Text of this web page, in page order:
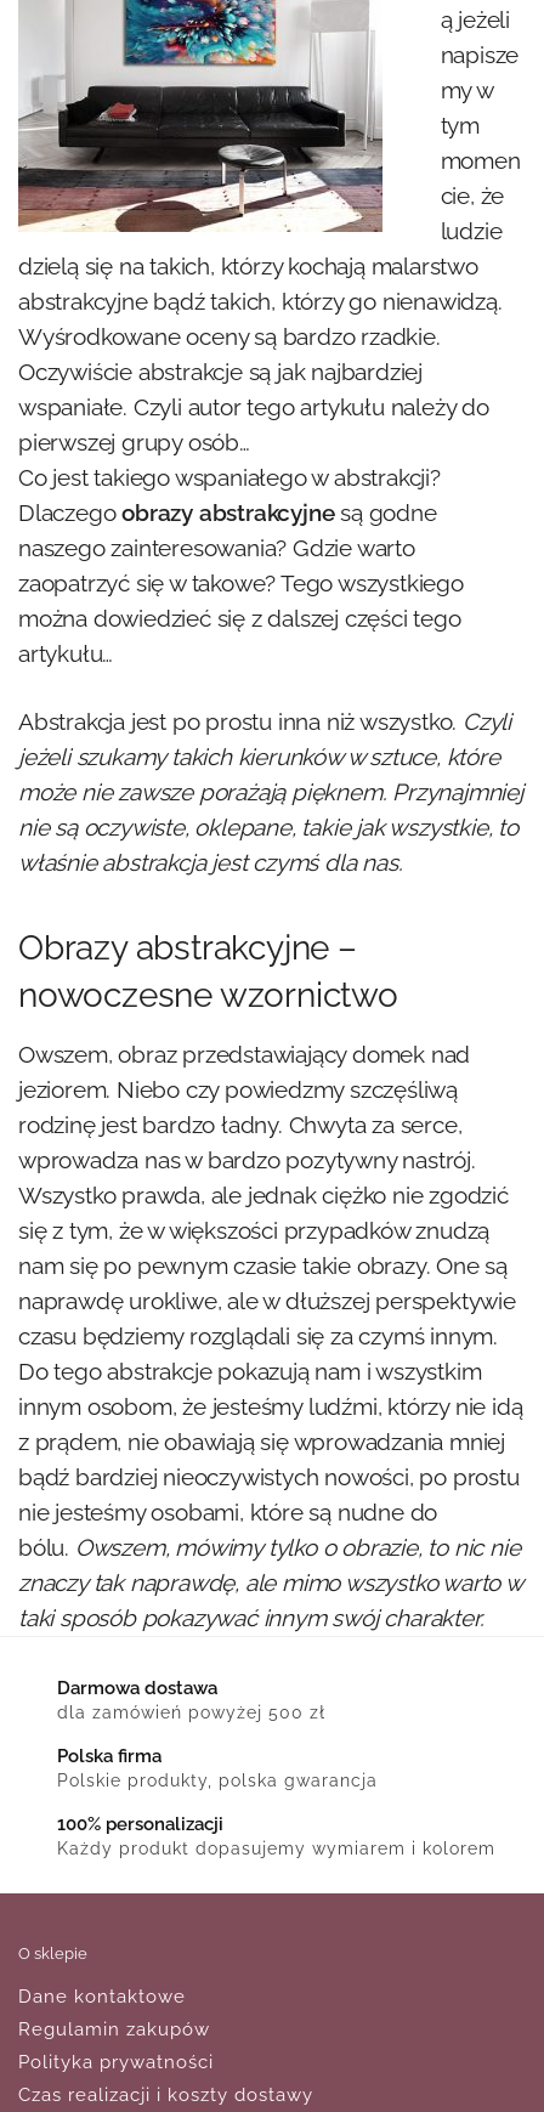
ą jeżeli
napisze
my w
tym
momen
cie, że
ludzie
dzielą się na takich, którzy kochają malarstwo
abstrakcyjne bądź takich, którzy go nienawidzą.
Wyśrodkowane oceny są bardzo rzadkie.
Oczywiście abstrakcje są jak najbardziej
wspaniałe. Czyli autor tego artykułu należy do
pierwszej grupy osób…
Co jest takiego wspaniałego w abstrakcji?
Dlaczegoobrazy abstrakcyjnesą godne
naszego zainteresowania? Gdzie warto
zaopatrzyć się w takowe? Tego wszystkiego
można dowiedzieć się z dalszej części tego
artykułu…
Abstrakcja jest po prostu inna niż wszystko. Czyli
jeżeli szukamy takich kierunków w sztuce, które
może nie zawsze porażają pięknem. Przynajmniej
nie są oczywiste, oklepane, takie jak wszystkie, to
właśnie abstrakcja jest czymś dla nas.
Obrazy abstrakcyjne –
nowoczesne wzornictwo
Owszem, obraz przedstawiający domek nad
jeziorem. Niebo czy powiedzmy szczęśliwą
rodzinę jest bardzo ładny. Chwyta za serce,
wprowadza nas w bardzo pozytywny nastrój.
Wszystko prawda, ale jednak ciężko nie zgodzić
się z tym, że w większości przypadków znudzą
nam się po pewnym czasie takie obrazy. One są
naprawdę urokliwe, ale w dłuższej perspektywie
czasu będziemy rozglądali się za czymś innym.
Do tego abstrakcje pokazują nam i wszystkim
innym osobom, że jesteśmy ludźmi, którzy nie idą
z prądem, nie obawiają się wprowadzania mniej
bądź bardziej nieoczywistych nowości, po prostu
nie jesteśmy osobami, które są nudne do
bólu. Owszem, mówimy tylko o obrazie, to nic nie
znaczy tak naprawdę, ale mimo wszystko warto w
taki sposób pokazywać innym swój charakter.
Darmowa dostawa
dla zamówień powyżej 500 zł
Polska firma
Polskie produkty, polska gwarancja
100% personalizacji
Każdy produkt dopasujemy wymiarem i kolorem
O sklepie
Dane kontaktowe
Regulamin zakupów
Polityka prywatności
Czas realizacji i koszty dostawy